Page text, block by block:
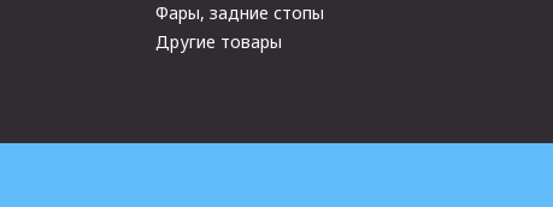
Фары, задние стопы
Другие товары